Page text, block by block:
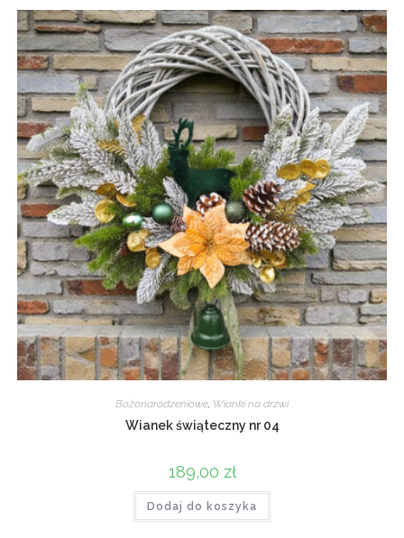
Bożonarodzeniowe, Wianki na drzwi
Wianek świąteczny nr 04
189,00 zł
Dodaj do koszyka